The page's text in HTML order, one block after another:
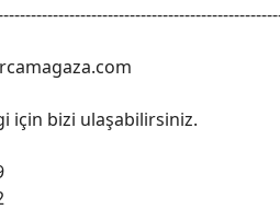
için bizi ulaşabilirsiniz.